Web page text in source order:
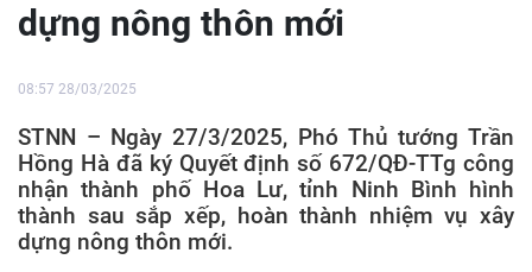
dựng nông thôn mới
08:57 28/03/2025
STNN – Ngày 27/3/2025, Phó Thủ tướng Trần
Hồng Hà đã ký Quyết định số 672/QĐ-TTg công
nhận thành phố Hoa Lư, tỉnh Ninh Bình hình
thành sau sắp xếp, hoàn thành nhiệm vụ xây
dựng nông thôn mới.